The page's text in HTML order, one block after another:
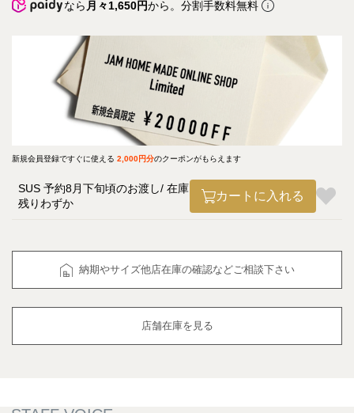
なら 月々1,650円から。分割手数料無料
新規会員登録ですぐに使える 2,000円分のクーポンがもらえます
SUS 予約8月下旬頃のお渡し
在庫
残りわずか
カートに入れる
納期やサイズ他店在庫の確認などご相談下さい
店舗在庫を見る